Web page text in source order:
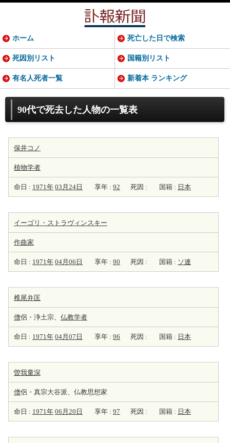
90代で死去した人物の一覧表
保井コノ
植物学者
命日 : 1971年 03月24日 享年 : 92 死因 : 国籍 : 日本
イーゴリ・ストラヴィンスキー
作曲家
命日 : 1971年 04月06日 享年 : 90 死因 : 国籍 : ソ連
椎尾弁匡
僧侶・浄土宗、 仏教学者
命日 : 1971年 04月07日 享年 : 96 死因 : 国籍 : 日本
曽我量深
僧侶・真宗大谷派、仏教思想家
命日 : 1971年 06月20日 享年 : 97 死因 : 国籍 : 日本
ホーム 死亡した日で検索
死因別リスト 国籍別リスト
有名人死者一覧 新着本 ランキング